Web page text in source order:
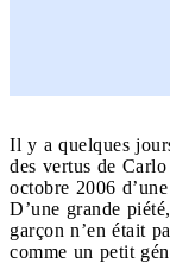
Il y a quelques
des vertus de
octobre 2006
D’une grande
garçon n’en était
comme un petit